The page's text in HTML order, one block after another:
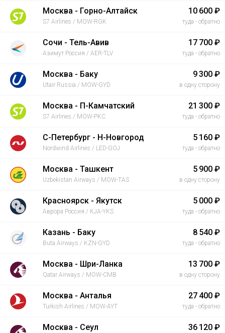
Москва - Горно-Алтайск
S7 Airlines / MOW-RGK
10 600 ₽
туда - обратно
Сочи - Тель-Авив
Азимут Россия / AER-TLV
17 700 ₽
туда - обратно
Москва - Баку
Utair Russia / MOW-GYD
9 300 ₽
в одну сторону
Москва - П-Камчатский
S7 Airlines / MOW-PKC
21 300 ₽
туда - обратно
С-Петербург - Н-Новгород
Nordwind Airlines / LED-GOJ
5 160 ₽
туда - обратно
Москва - Ташкент
Uzbekistan Airways / MOW-TAS
5 900 ₽
в одну сторону
Красноярск - Якутск
Аврора Россия / KJA-YKS
5 000 ₽
туда - обратно
Казань - Баку
Buta Airways / KZN-GYD
8 540 ₽
туда - обратно
Москва - Шри-Ланка
Qatar Airways / MOW-CMB
13 700 ₽
в одну сторону
Москва - Анталья
Turkish Airlines / MOW-AYT
27 400 ₽
туда - обратно
Москва - Сеул 36 120 ₽